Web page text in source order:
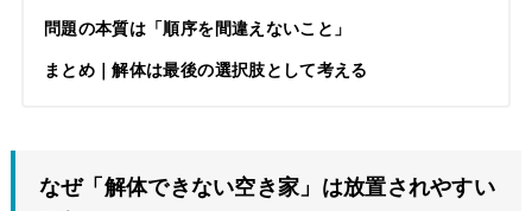
問題の本質は「順序を間違えないこと」
まとめ｜解体は最後の選択肢として考える
なぜ「解体できない空き家」は放置されやすい